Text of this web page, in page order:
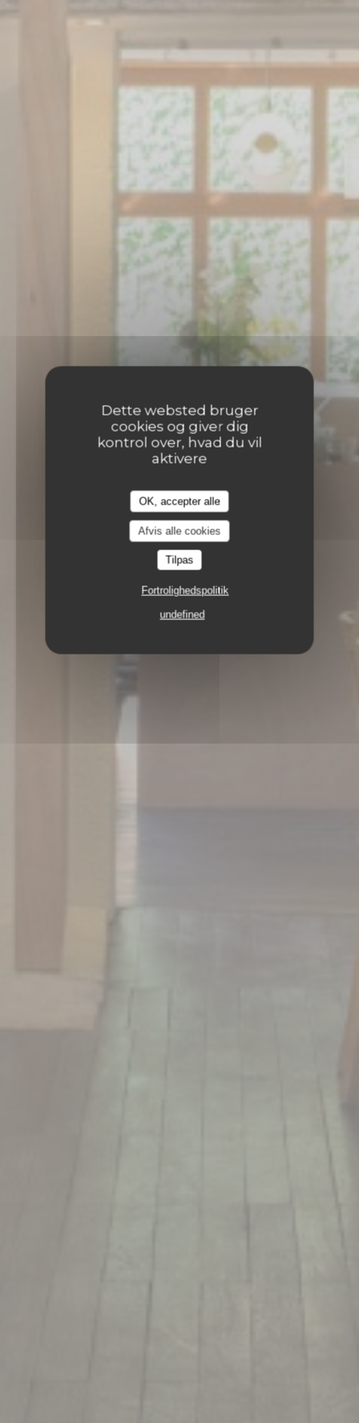
Dette websted bruger
cookies og giver dig
kontrol over, hvad du vil
aktivere
OK, accepter alle
Afvis alle cookies
Tilpas
Fortrolighedspolitik
undefined
9 RUE CHÂTEAUNEUF 37000 TOURS